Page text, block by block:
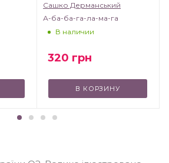
Сашко Дерманський
А-ба-ба-га-ла-ма-га
В наличии
320 грн
В КОРЗИНУ